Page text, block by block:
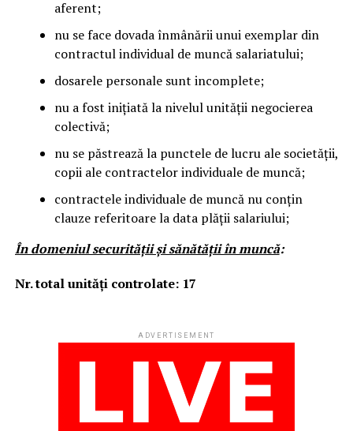
aferent;
nu se face dovada înmânării unui exemplar din
contractul individual de muncă salariatului;
dosarele personale sunt incomplete;
nu a fost inițiată la nivelul unității negocierea
colectivă;
nu se păstrează la punctele de lucru ale societății,
copii ale contractelor individuale de muncă;
contractele individuale de muncă nu conțin
clauze referitoare la data plății salariului;
În domeniul securităţii şi sănătăţii în muncă:
Nr. total unităţi controlate: 17
ADVERTISEMENT